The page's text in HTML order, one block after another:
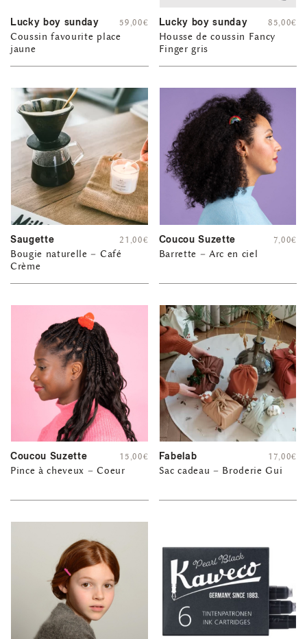
Lucky boy sunday
Coussin favourite place
jaune
59,00€ Lucky boy sunday
Housse de coussin Fancy
Finger gris
85,00€
Saugette
Bougie naturelle – Café
Crème
21,00€ Coucou Suzette
Barrette – Arc en ciel
7,00€
Coucou Suzette
Pince à cheveux – Coeur
15,00€ Fabelab
Sac cadeau – Broderie Gui
17,00€